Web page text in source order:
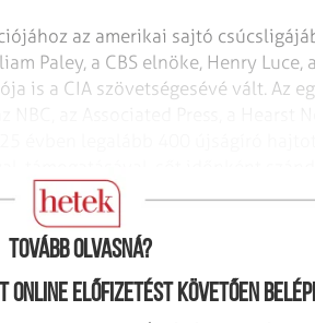
az amerikai sajtó
Paley, a CBS elnöke, Henry Luce,
is a CIA szövetségesévé vált. Az
nekik.
Tovább olvasná?
online előfizetést követően